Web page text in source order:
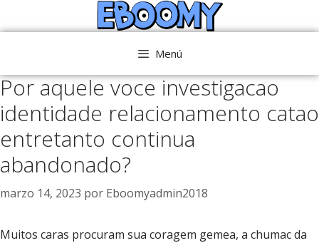
al
Menú
Por aquele voce investigacao
identidade relacionamento catao
entretanto continua
abandonado?
marzo 14, 2023 por Eboomyadmin2018
Muitos caras procuram sua coragem gemea, a chumac da